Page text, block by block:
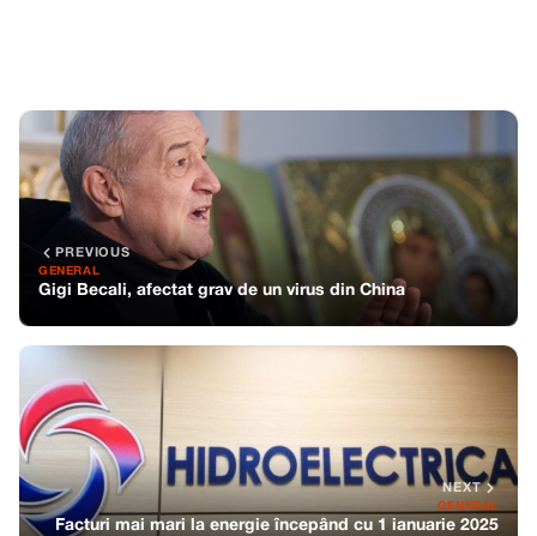
PREVIOUS
GENERAL
Gigi Becali, afectat grav de un virus din China
NEXT
GENERAL
Facturi mai mari la energie începând cu 1 ianuarie 2025